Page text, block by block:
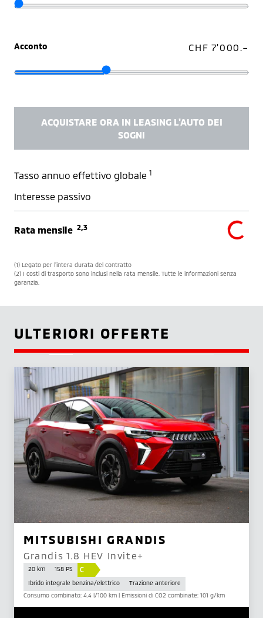
Acconto CHF 7'000.–
ACQUISTARE ORA IN LEASING L'AUTO DEI
SOGNI
Tasso annuo effettivo globale 1
Interesse passivo
Rata mensile 2,3
(1) Legato per l’intera durata del contratto
(2) I costi di trasporto sono inclusi nella rata mensile. Tutte le informazioni senza
garanzia.
ULTERIORI OFFERTE
MITSUBISHI GRANDIS
Grandis 1.8 HEV Invite+
20 km 158 PS C
Ibrido integrale benzina/elettrico
Trazione anteriore
Consumo combinato: 4.4 l/100 km | Emissioni di CO2 combinate: 101 g/km